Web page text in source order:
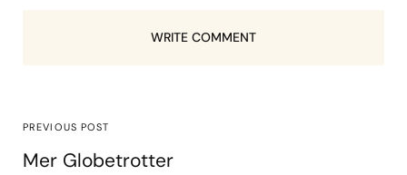
WRITE COMMENT
PREVIOUS POST
Mer Globetrotter